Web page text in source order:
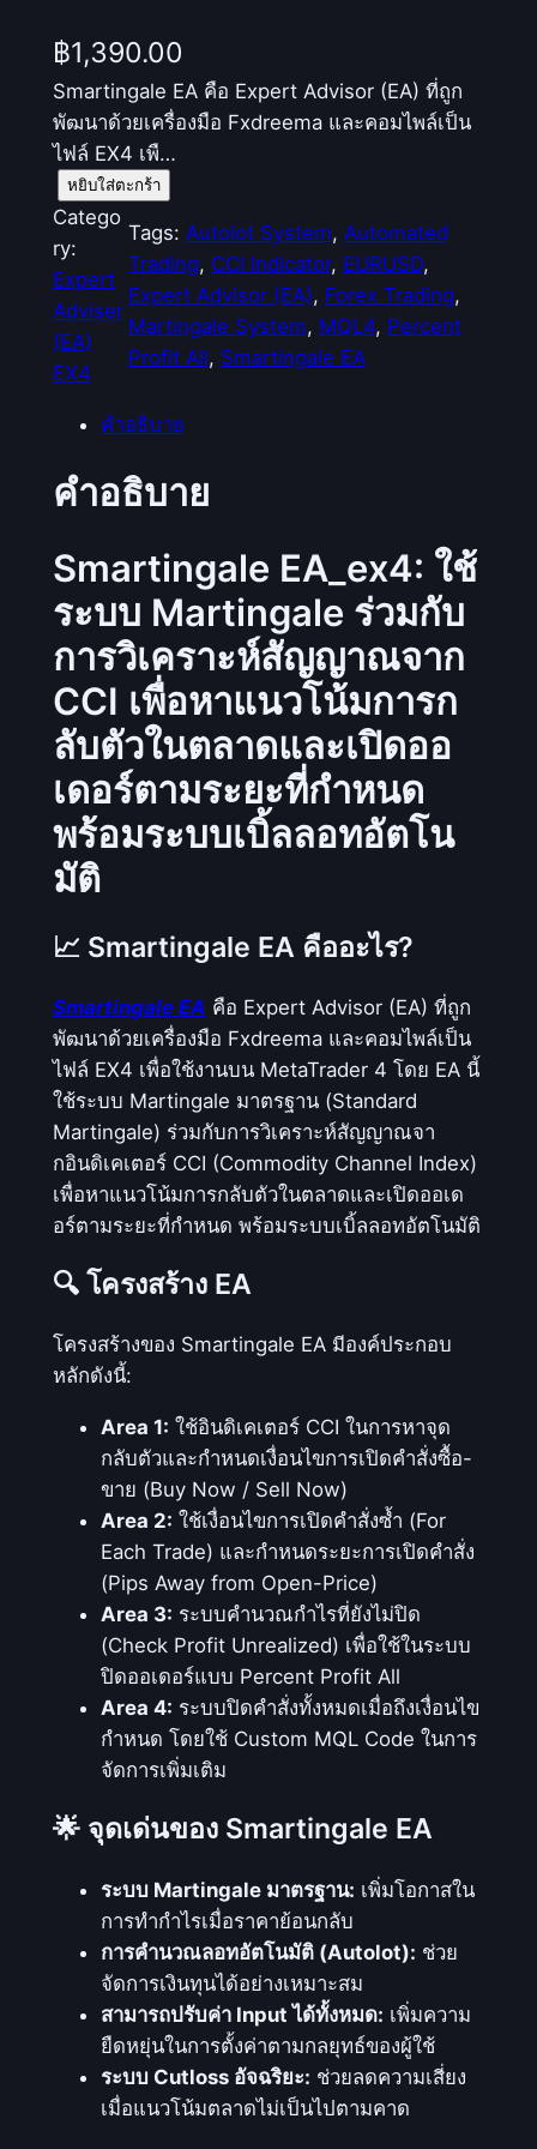
฿1,390.00
Smartingale EA คือ Expert Advisor (EA) ที่ถูก
พัฒนาด้วยเครื่องมือ Fxdreema และคอมไพล์เป็น
ไฟล์ EX4 เพื…
จำ
น
ว
น
S
m
a
n
a
e
E
A
_
e
x
4
:
ใ
ช้
ร
ะ
บ
บ
M
a
r
a
e
ร่
สั
หยิบใส่ตะกร้า
Catego
ry:
Expert
Adviser
(EA)
EX4
Tags: Autolot System, Automated
Trading, CCI Indicator, EURUSD
Expert Advisor (EA), Forex Trading
Martingale System, MQL4, Percent
Profit All, Smartingale EA
คำอธิบาย
คำอธิบาย
Smartingale EA_ex4: ใช้
ระบบ Martingale ร่วมกับ
การวิเคราะห์สัญญาณจาก
CCI เพื่อหาแนวโน้มการก
ลับตัวในตลาดและเปิดออ
เดอร์ตามระยะที่กำหนด
พร้อมระบบเบิ้ลลอทอัตโน
มัติ
📈 Smartingale EA คืออะไร?
Smartingale EA คือ Expert Advisor (EA) ที่ถูก
พัฒนาด้วยเครื่องมือ Fxdreema และคอมไพล์เป็น
ไฟล์ EX4 เพื่อใช้งานบน MetaTrader 4 โดย EA นี้
ใช้ระบบ Martingale มาตรฐาน (Standard
Martingale) ร่วมกับการวิเคราะห์สัญญาณจา
กอินดิเคเตอร์ CCI (Commodity Channel Index)
เพื่อหาแนวโน้มการกลับตัวในตลาดและเปิดออเด
อร์ตามระยะที่กำหนด พร้อมระบบเบิ้ลลอทอัตโนมัติ
🔍 โครงสร้าง EA
โครงสร้างของ Smartingale EA มีองค์ประกอบ
หลักดังนี้:
Area 1: ใช้อินดิเคเตอร์ CCI ในการหาจุด
กลับตัวและกำหนดเงื่อนไขการเปิดคำสั่งซื้อ-
ขาย (Buy Now / Sell Now)
Area 2: ใช้เงื่อนไขการเปิดคำสั่งซ้ำ (For
Each Trade) และกำหนดระยะการเปิดคำสั่ง
(Pips Away from Open-Price)
Area 3: ระบบคำนวณกำไรที่ยังไม่ปิด
(Check Profit Unrealized) เพื่อใช้ในระบบ
ปิดออเดอร์แบบ Percent Profit All
Area 4: ระบบปิดคำสั่งทั้งหมดเมื่อถึงเงื่อนไข
กำหนด โดยใช้ Custom MQL Code ในการ
จัดการเพิ่มเติม
🌟 จุดเด่นของ Smartingale EA
ระบบ Martingale มาตรฐาน: เพิ่มโอกาสใน
การทำกำไรเมื่อราคาย้อนกลับ
การคำนวณลอทอัตโนมัติ (Autolot): ช่วย
จัดการเงินทุนได้อย่างเหมาะสม
สามารถปรับค่า Input ได้ทั้งหมด: เพิ่มความ
ยืดหยุ่นในการตั้งค่าตามกลยุทธ์ของผู้ใช้
ระบบ Cutloss อัจฉริยะ: ช่วยลดความเสี่ยง
เมื่อแนวโน้มตลาดไม่เป็นไปตามคาด